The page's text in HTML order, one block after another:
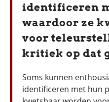
identificeren
waardoor ze
voor
kritiek op dat
Soms kunnen
identificeren met hun